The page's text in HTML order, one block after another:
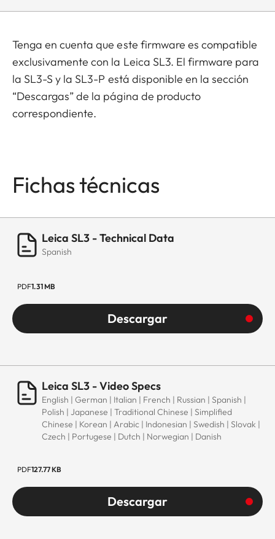
Tenga en cuenta que este firmware es compatible
exclusivamente con la Leica SL3. El firmware para
la SL3-S y la SL3-P está disponible en la sección
“Descargas” de la página de producto
correspondiente.
Fichas técnicas
Leica SL3 - Technical Data
Spanish
PDF1.31 MB
Descargar
Leica SL3 - Video Specs
English | German | Italian | French | Russian | Spanish |
Polish | Japanese | Traditional Chinese | Simplified
Chinese | Korean | Arabic | Indonesian | Swedish | Slovak |
Czech | Portugese | Dutch | Norwegian | Danish
PDF127.77 KB
Descargar